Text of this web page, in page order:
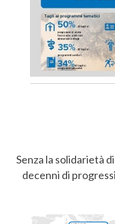
Senza la solidarietà
decenni di